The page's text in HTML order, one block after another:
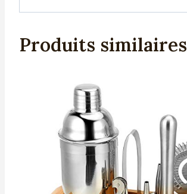
Produits similaires